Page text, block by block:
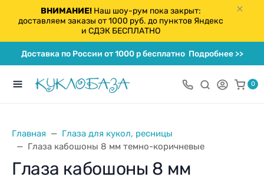
ВНИМАНИЕ!Наш шоу-рум пока закрыт:
доставляем заказы от 1000 руб. до пунктов Яндекс
и СДЭК БЕСПЛАТНО
Доставка по России от 1000 р бесплатноПодробнее >>
0
Главная
Глаза для кукол, ресницы
Глаза кабошоны 8 мм темно-коричневые
Глаза кабошоны 8 мм